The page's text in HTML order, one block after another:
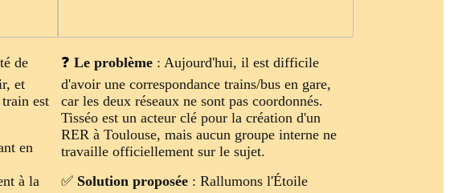
de
et
est
en
à la
❓ Le problème : Aujourd'hui, il est difficile
d'avoir une correspondance trains/bus en gare,
car les deux réseaux ne sont pas coordonnés.
Tisséo est un acteur clé pour la création d'un
RER à Toulouse, mais aucun groupe interne ne
travaille officiellement sur le sujet.
✅ Solution proposée : Rallumons l'Étoile